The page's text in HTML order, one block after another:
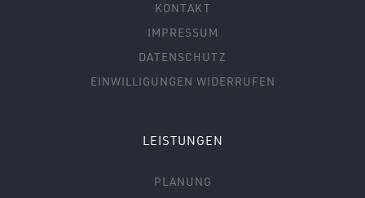
KONTAKT
IMPRESSUM
DATENSCHUTZ
EINWILLIGUNGEN WIDERRUFEN
LEISTUNGEN
PLANUNG